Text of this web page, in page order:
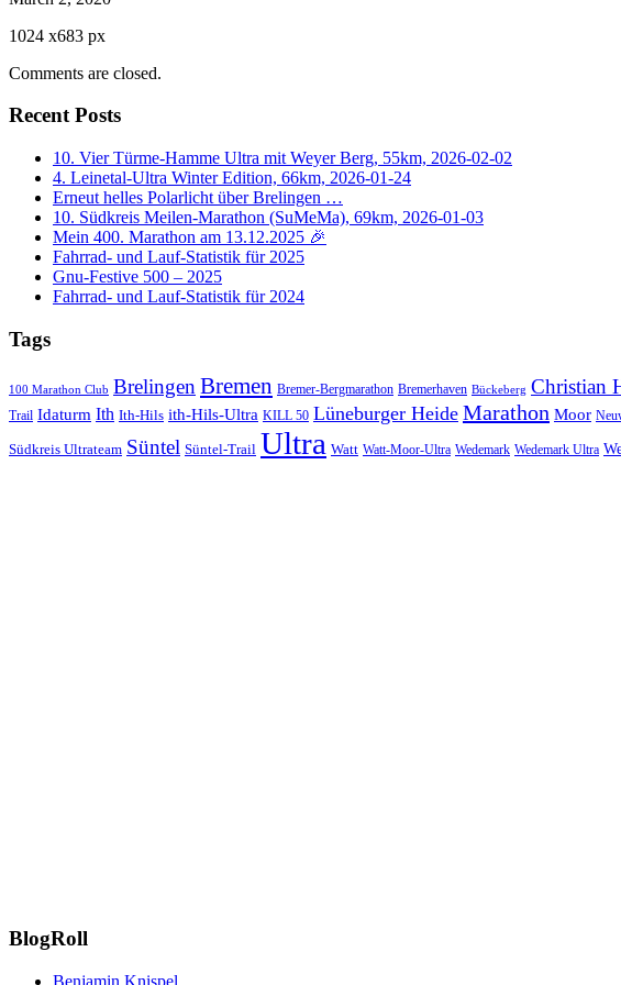
1024 x683 px
Comments are closed.
Recent Posts
10. Vier Türme-Hamme Ultra mit Weyer Berg, 55km, 2026-02-02
4. Leinetal-Ultra Winter Edition, 66km, 2026-01-24
Erneut helles Polarlicht über Brelingen …
10. Südkreis Meilen-Marathon (SuMeMa), 69km, 2026-01-03
Mein 400. Marathon am 13.12.2025 🎉
Fahrrad- und Lauf-Statistik für 2025
Gnu-Festive 500 – 2025
Fahrrad- und Lauf-Statistik für 2024
Tags
100 Marathon Club BrelingenBremen Bremer-Bergmarathon Bremerhaven Bückeberg Christian
Trail Idaturm Ith Ith-Hils ith-Hils-Ultra KILL 50 Lüneburger Heide Marathon Moor
Südkreis Ultrateam Süntel Süntel-Trail Ultra Watt Watt-Moor-Ultra Wedemark Wedemark Ultra
BlogRoll
Benjamin Knispel